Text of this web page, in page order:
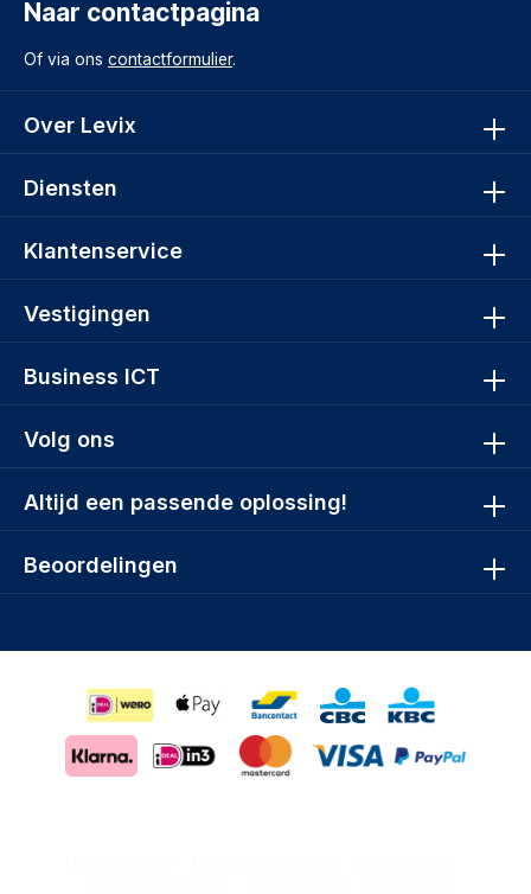
Volg ons
Altijd een passende oplossing!
Naar contactpagina
Of via ons contactformulier.
Over Levix
Diensten
Klantenservice
Vestigingen
Business ICT
Beoordelingen